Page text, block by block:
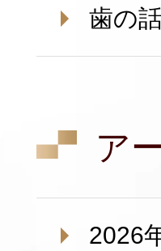
歯の話
ア
2026